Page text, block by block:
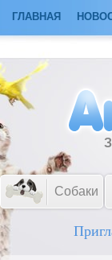
ГЛАВНАЯ
Собаки